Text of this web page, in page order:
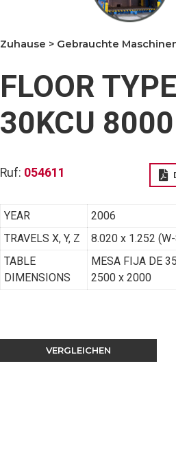
Zuhause > Gebrauchte
FLOOR
30KCU
Ruf: 054611
YEAR
2006
TRAVELS X, Y, Z
8.020 x 1.252
TABLE
DIMENSIONS
MESA FIJA DE
2500 x 2000
VERGLEICHEN